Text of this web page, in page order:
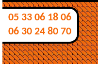
05 33 06 18 06
06 30 24 80 70